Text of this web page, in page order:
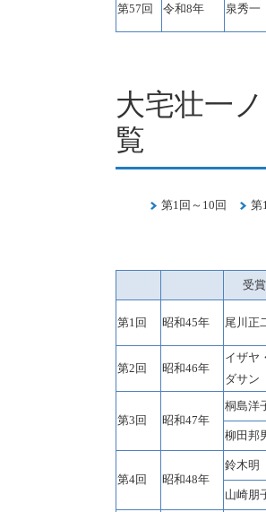
第57回 令和8年 泉秀一
大宅壮一
覧
第1回～10回 第
受
第1回 昭和45年 尾川正
第2回 昭和46年
イザヤ
ダサン
第3回 昭和47年
桐島洋
柳田邦
第4回 昭和48年
鈴木明
山崎朋